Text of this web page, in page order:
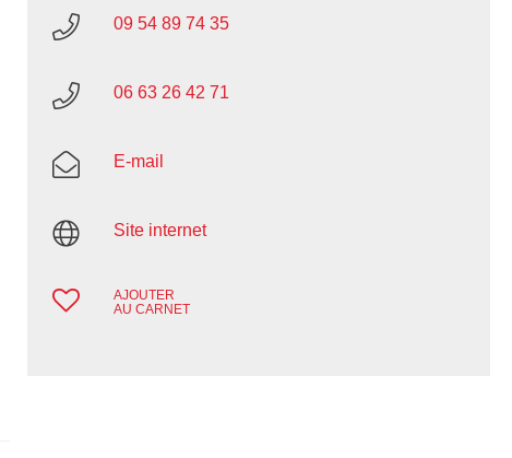
09 54 89 74 35
06 63 26 42 71
E-mail
Site internet
AJOUTER
AU CARNET